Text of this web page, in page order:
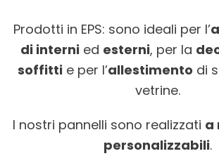
Prodotti in EPS: sono ideali per l’
di internied esterni, per la
soffittie per l’allestimento di
vetrine.
I nostri pannelli sono realizzati a
personalizzabili.